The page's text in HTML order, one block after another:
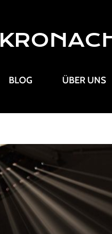
BLOG ÜBER UNS